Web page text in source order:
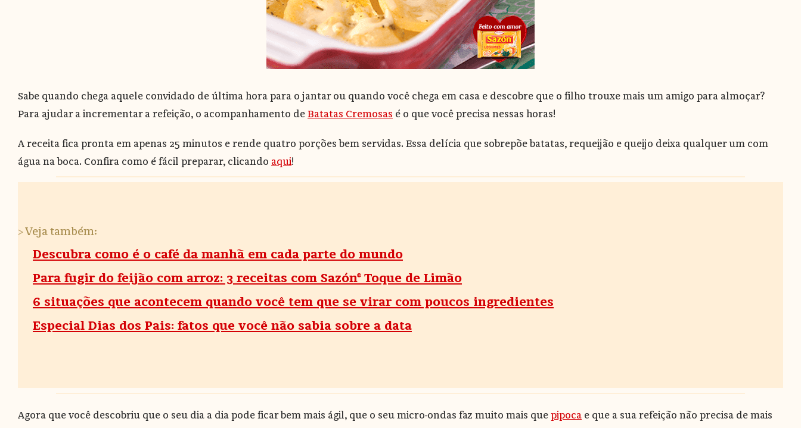
Sabe quando chega aquele convidado de última hora para o jantar ou quando você chega em casa e descobre que o filho trouxe mais um amigo para almoçar?
Para ajudar a incrementar a refeição, o acompanhamento de Batatas Cremosas é o que você precisa nessas horas!
A receita fica pronta em apenas 25 minutos e rende quatro porções bem servidas. Essa delícia que sobrepõe batatas, requeijão e queijo deixa qualquer um com
água na boca. Confira como é fácil preparar, clicando aqui!
> Veja também:
Descubra como é o café da manhã em cada parte do mundo
Para fugir do feijão com arroz: 3 receitas com Sazón® Toque de Limão
6 situações que acontecem quando você tem que se virar com poucos ingredientes
Especial Dias dos Pais: fatos que você não sabia sobre a data
Agora que você descobriu que o seu dia a dia pode ficar bem mais ágil, que o seu micro-ondas faz muito mais que pipoca e que a sua refeição não precisa de mais